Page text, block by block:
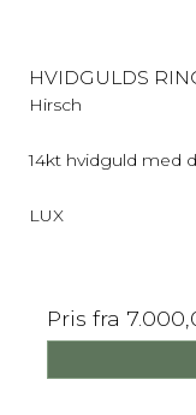
HVIDGULDS
Hirsch
14kt hvidguld med
LUX
Pris fra